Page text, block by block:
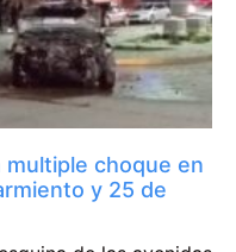
choque en
y 25 de